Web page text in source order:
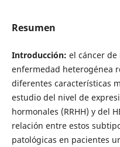
Resumen
Introducción: el cáncer de
enfermedad heterogénea
diferentes características
estudio del nivel de
hormonales (RRHH) y del
relación entre estos
patológicas en pacientes